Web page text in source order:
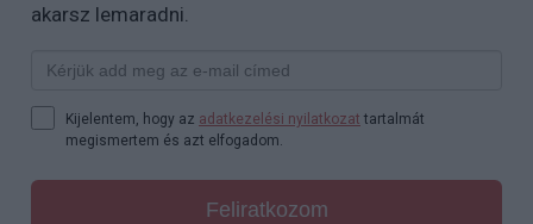
akarsz lemaradni.
Kijelentem, hogy az adatkezelési nyilatkozat tartalmát
megismertem és azt elfogadom.
Feliratkozom